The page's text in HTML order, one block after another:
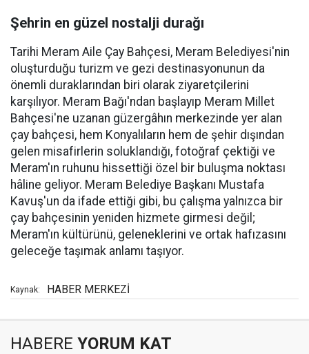
Şehrin en güzel nostalji durağı
Tarihi Meram Aile Çay Bahçesi, Meram Belediyesi'nin
oluşturduğu turizm ve gezi destinasyonunun da
önemli duraklarından biri olarak ziyaretçilerini
karşılıyor. Meram Bağı'ndan başlayıp Meram Millet
Bahçesi'ne uzanan güzergâhın merkezinde yer alan
çay bahçesi, hem Konyalıların hem de şehir dışından
gelen misafirlerin soluklandığı, fotoğraf çektiği ve
Meram'ın ruhunu hissettiği özel bir buluşma noktası
hâline geliyor. Meram Belediye Başkanı Mustafa
Kavuş'un da ifade ettiği gibi, bu çalışma yalnızca bir
çay bahçesinin yeniden hizmete girmesi değil;
Meram'ın kültürünü, geleneklerini ve ortak hafızasını
geleceğe taşımak anlamı taşıyor.
Kaynak: HABER MERKEZİ
HABERE YORUM KAT